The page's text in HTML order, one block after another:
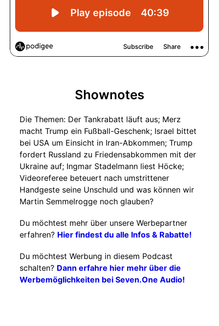
Shownotes
Die Themen: Der Tankrabatt läuft aus; Merz
macht Trump ein Fußball-Geschenk; Israel bittet
bei USA um Einsicht in Iran-Abkommen; Trump
fordert Russland zu Friedensabkommen mit der
Ukraine auf; Ingmar Stadelmann liest Höcke;
Videoreferee beteuert nach umstrittener
Handgeste seine Unschuld und was können wir
Martin Semmelrogge noch glauben?
Du möchtest mehr über unsere Werbepartner
erfahren? Hier findest du alle Infos & Rabatte!
Du möchtest Werbung in diesem Podcast
schalten? Dann erfahre hier mehr über die
Werbemöglichkeiten bei Seven.One Audio!